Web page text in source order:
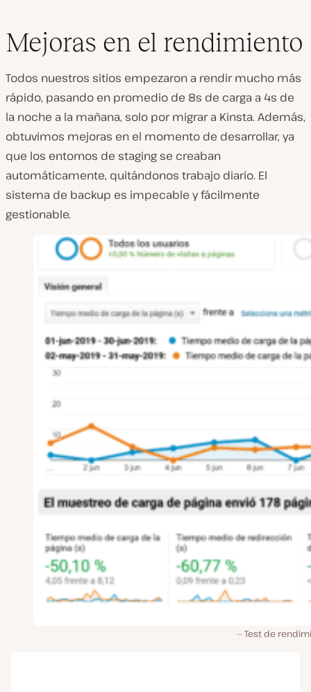
Mejoras en el rendimiento
Todos nuestros sitios empezaron a rendir mucho más
rápido, pasando en promedio de 8s de carga a 4s de
la noche a la mañana, solo por migrar a Kinsta. Además,
obtuvimos mejoras en el momento de desarrollar, ya
que los entornos de staging se creaban
automáticamente, quitándonos trabajo diario. El
sistema de backup es impecable y fácilmente
gestionable.
Test de